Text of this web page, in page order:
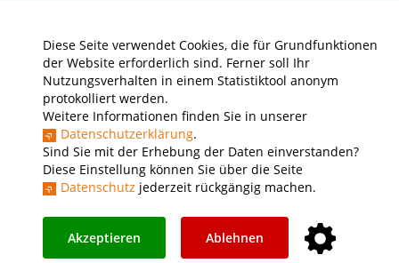
Diese Seite verwendet Cookies, die für Grundfunktionen
der Website erforderlich sind. Ferner soll Ihr
Nutzungsverhalten in einem Statistiktool anonym
protokolliert werden.
Weitere Informationen finden Sie in unserer
Datenschutzerklärung.
Sind Sie mit der Erhebung der Daten einverstanden?
Diese Einstellung können Sie über die Seite
Datenschutz jederzeit rückgängig machen.
Akzeptieren Ablehnen
Impressum Barrierefreiheit Datenschutz